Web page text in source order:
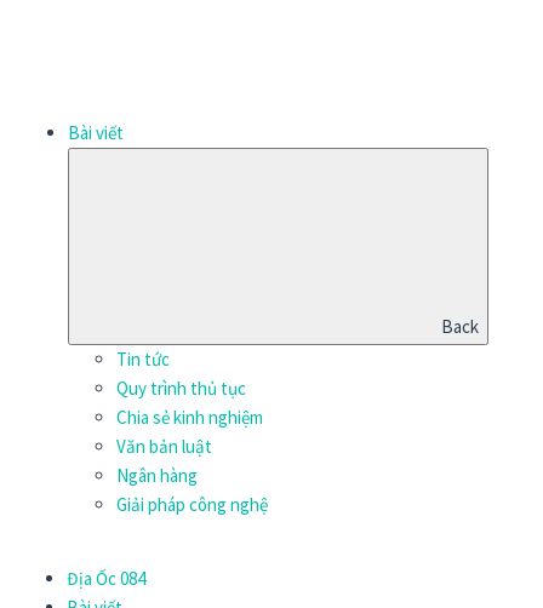
Bài viết
Back
Tin tức
Quy trình thủ tục
Chia sẻ kinh nghiệm
Văn bản luật
Ngân hàng
Giải pháp công nghệ
Địa Ốc 084